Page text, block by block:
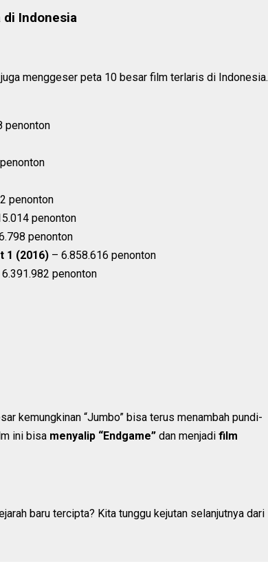
di Indonesia
juga menggeser peta 10 besar film terlaris di Indonesia.
penonton
penonton
penonton
penonton
1 (2016) – 6.858.616 penonton
penonton
kemungkinan “Jumbo” bisa terus menambah pundi-
ini bisa menyalip “Endgame” dan menjadi film
baru tercipta? Kita tunggu kejutan selanjutnya dari